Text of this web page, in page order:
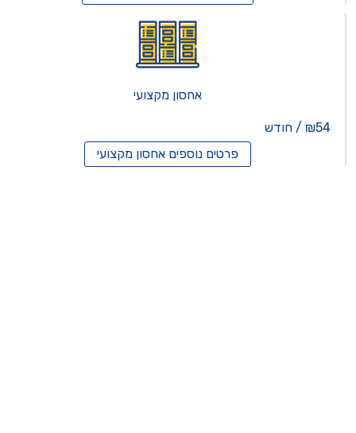
אחסון מקצועי
₪54 / חודש
פרטים נוספיםאחסון מקצועי